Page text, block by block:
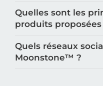
Quelles sont les
produits
Quels réseaux
Moonstone™️ ?